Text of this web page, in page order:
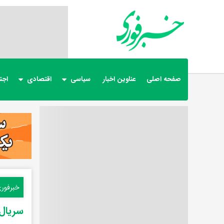
صفحه اصلی عناوین اخبار سیاسی اقتصادی
سریال